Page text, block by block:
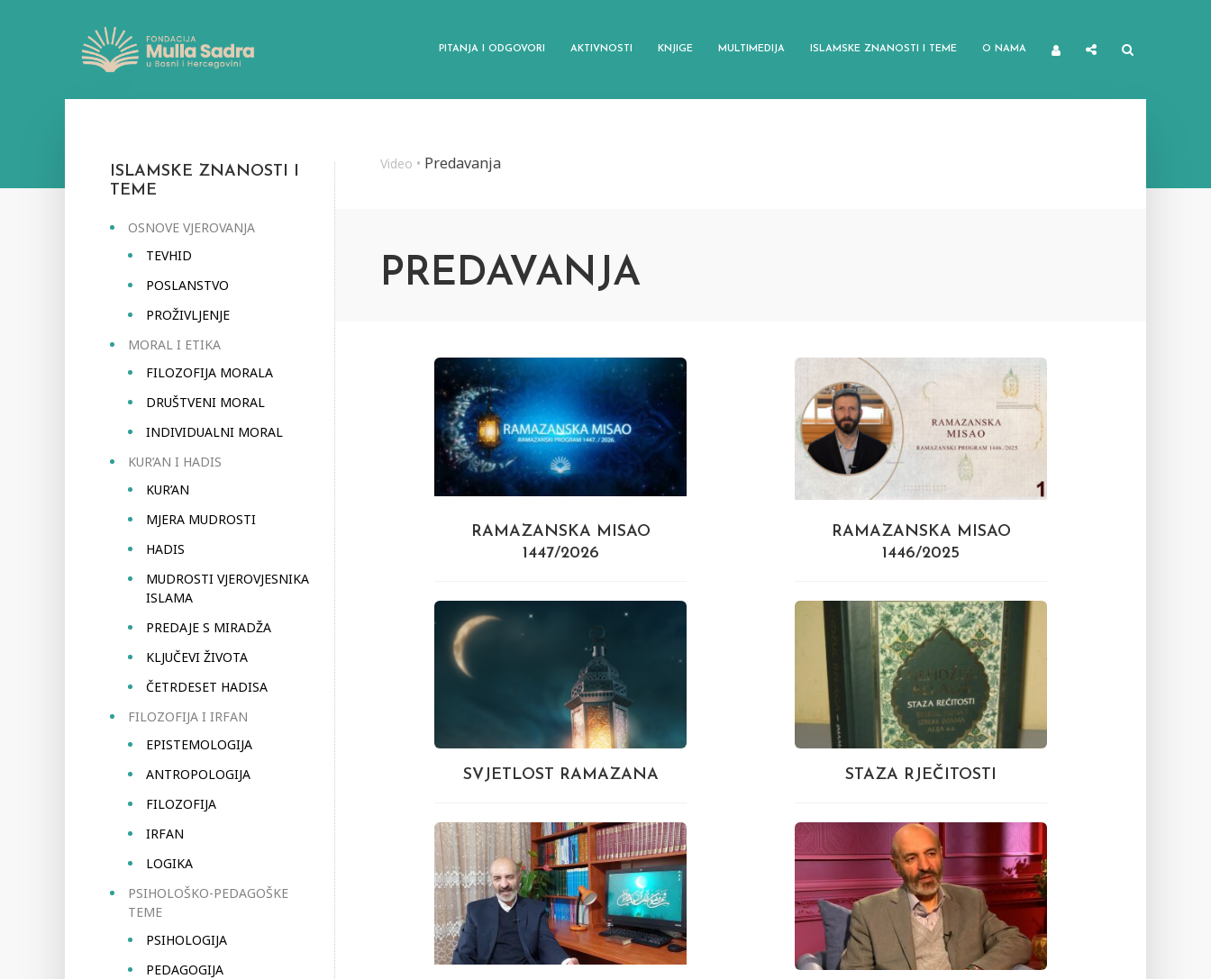
PITANJA I ODGOVORI AKTIVNOSTI KNJIGE MULTIMEDIJA ISLAMSKE ZNANOSTI I TEME O NAMA
ISLAMSKE ZNANOSTI I
TEME
OSNOVE VJEROVANJA
TEVHID
POSLANSTVO
PROŽIVLJENJE
MORAL I ETIKA
FILOZOFIJA MORALA
DRUŠTVENI MORAL
INDIVIDUALNI MORAL
KUR’AN I HADIS
KUR’AN
MJERA MUDROSTI
HADIS
MUDROSTI VJEROVJESNIKA
ISLAMA
PREDAJE S MIRADŽA
KLJUČEVI ŽIVOTA
ČETRDESET HADISA
FILOZOFIJA I IRFAN
EPISTEMOLOGIJA
ANTROPOLOGIJA
FILOZOFIJA
IRFAN
LOGIKA
PSIHOLOŠKO-PEDAGOŠKE
TEME
PSIHOLOGIJA
PEDAGOGIJA
Video • Predavanja
PREDAVANJA
RAMAZANSKA MISAO
1447/2026
RAMAZANSKA MISAO
1446/2025
SVJETLOST RAMAZANA STAZA RJEČITOSTI